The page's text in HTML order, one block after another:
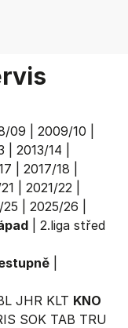
09 2009/10
2013/14
2017/18
2021/22
2025/26
2.liga střed
JHR KLT KNO
SOK TAB TRU